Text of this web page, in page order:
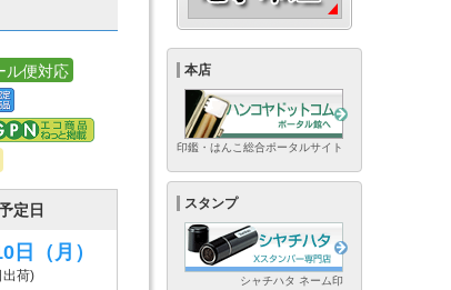
ル便対応
定日
日 （月）
出荷)
本店
印鑑・はんこ総合ポータルサイト
スタンプ
シャチハタ ネーム印